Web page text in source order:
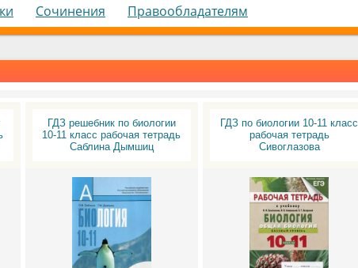
Сочинения Правообладателям
ГДЗ решебник по биологии
10-11 класс рабочая тетрадь
Саблина Дымшиц
ГДЗ по биологии 10-11 класс
рабочая тетрадь
Сивоглазова